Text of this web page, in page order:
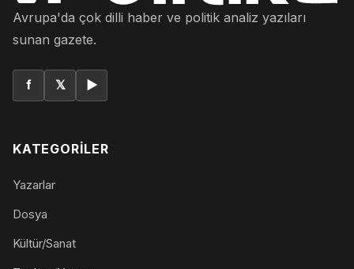
Avrupa'da çok dilli haber ve politik analiz yazıları
sunan gazete.
f 𝕏 ▶
KATEGORILER
Yazarlar
Dosya
Kültür/Sanat